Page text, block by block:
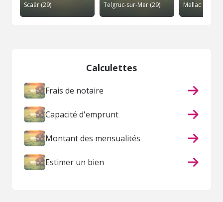
Scaër (29) Telgruc-sur-Mer (29) Mellac (29)
Calculettes
Frais de notaire
Capacité d'emprunt
Montant des mensualités
Estimer un bien